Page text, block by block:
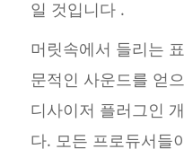
일 것입니다 .
머릿속에서 들리는
문적인 사운드를 얻
디사이저 플러그인
다. 모든 프로듀서들